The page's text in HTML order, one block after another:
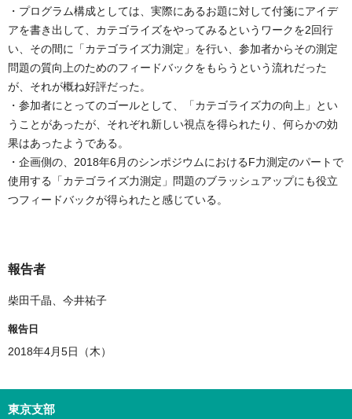
・プログラム構成としては、実際にあるお題に対して付箋にアイデ
アを書き出して、カテゴライズをやってみるというワークを2回行
い、その間に「カテゴライズ力測定」を行い、参加者からその測定
問題の質向上のためのフィードバックをもらうという流れだった
が、それが概ね好評だった。
・参加者にとってのゴールとして、「カテゴライズ力の向上」とい
うことがあったが、それぞれ新しい視点を得られたり、何らかの効
果はあったようである。
・企画側の、2018年6月のシンポジウムにおけるF力測定のパートで
使用する「カテゴライズ力測定」問題のブラッシュアップにも役立
つフィードバックが得られたと感じている。
報告者
柴田千晶、今井祐子
報告日
2018年4月5日（木）
東京支部